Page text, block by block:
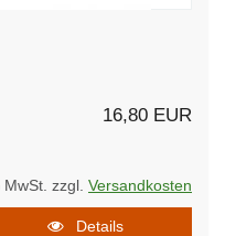
16,80 EUR
zzgl. Versandkosten
Details